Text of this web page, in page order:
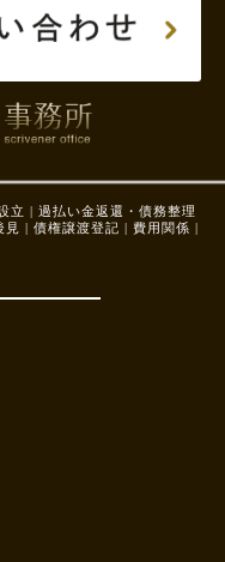
立 | 過払い金返還・債務整理
見 | 債権譲渡登記 | 費用関係 |